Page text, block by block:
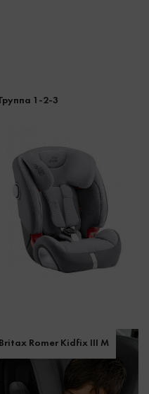
Группа 1-2-3
Britax Romer Kidfix III M